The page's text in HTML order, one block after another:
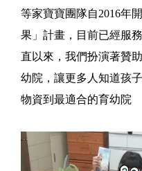
等家寶寶團隊自2016年
果」計畫，目前已經服
直以來，我們扮演著贊
幼院，讓更多人知道孩
物資到最適合的育幼院